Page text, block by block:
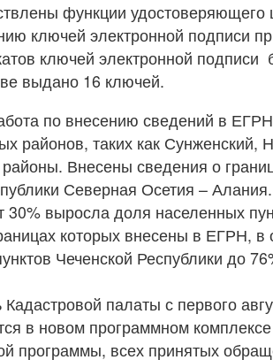
функции удостоверяющего
ключей электронной подписи
ключей электронной подписи
выдано 16 ключей.
по внесению сведений в
районов, таких как Сунженский,
Внесены сведения о
Северная Осетия –
30% выросла доля населенных
которых внесены в ЕГРН, в
Чеченской Республики до
Кадастровой палаты с первого
в новом программном
программы, всех принятых